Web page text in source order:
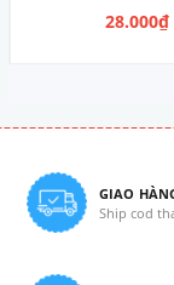
28.000₫
GIAO
Ship cod